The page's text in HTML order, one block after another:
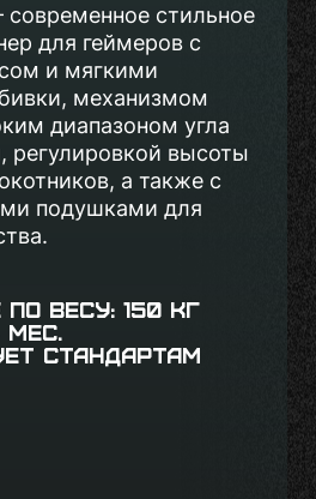
современное стильное
для геймеров с
и мягкими
механизмом
диапазоном угла
регулировкой высоты
а также с
подушками для
весу: 150 кг
мес.
стандартам